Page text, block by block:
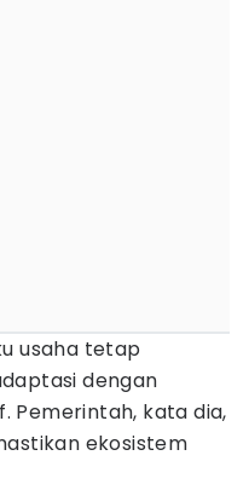
usaha tetap
dengan
Pemerintah, kata dia,
ekosistem